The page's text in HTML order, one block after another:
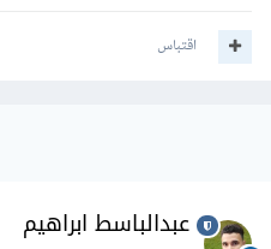
اقتباس
عبدالباسط ابراهيم